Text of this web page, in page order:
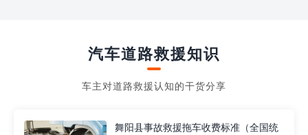
汽车道路救援知识
车主对道路救援认知的干货分享
舞阳县事故救援拖车收费标准（全国统